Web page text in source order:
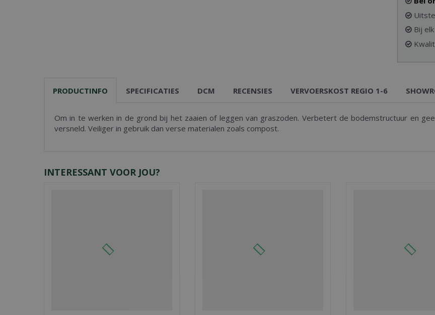
Bij
PRODUCTINFO SPECIFICATIES DCM RECENSIES VERVOERSKOST REGIO 1-6
Om in te werken in de grond bij het zaaien of leggen van graszoden. Verbetert de bodemstructuur en
versneld. Veiliger in gebruik dan verse materialen zoals compost.
INTERESSANT VOOR JOU?